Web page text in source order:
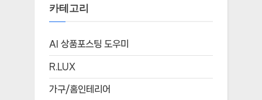
카테고리
AI 상품포스팅 도우미
R.LUX
가구/홈인테리어